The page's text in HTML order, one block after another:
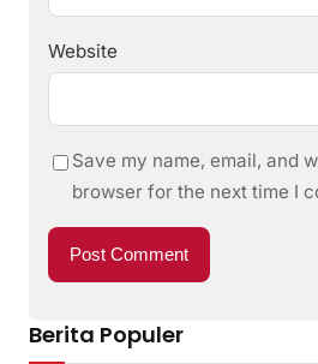
Website
Save my name, email, and
browser for the next time I
Berita Populer